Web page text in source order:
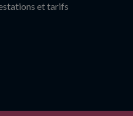
et tarifs